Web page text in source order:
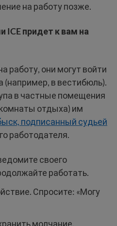
на работу позже.
ICE придет к вам на
работу, они могут войти
в вестибюль).
в частные помещения
отдыха) им
подписанный судьей
работодателя.
своего
работать.
Спросите: «Могу
молчание,